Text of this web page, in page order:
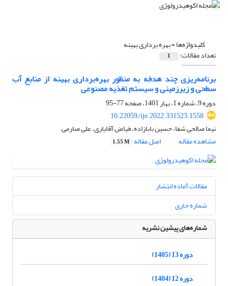
کلیدواژه‌ها =بهره‏ برداری بهینه
تعداد مقالات: 1
برنامه‌ریزی چند هدفه به منظور بهره‌برداری بهینه از منابع آب
سطحی و زیرزمینی و سیستم تغذیه مصنوعی
دوره 9، شماره 1، بهار 1401، صفحه
77-95
10.22059/ije.2022.331523.1558
نیما صالحی شفا، حسین بابازاده، فیاض آقایاری، علی صارمی
مشاهده مقاله
اصل مقاله 1.55 M
مقالات آماده انتشار
شماره جاری
شماره‌های پیشین نشریه
دوره 13 (1405)
دوره 12 (1404)